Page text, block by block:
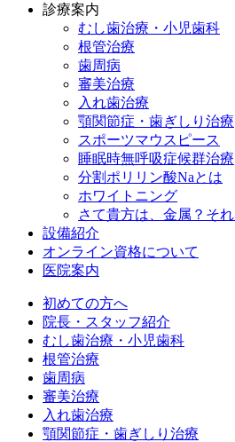
診療案内
むし歯治療・小児歯科
根管治療
歯周病
審美治療
入れ歯治療
顎関節症・歯ぎしり治療
スポーツマウスピース
睡眠時無呼吸症候群治療
分割ポリリン酸Naとは
ホワイトニング
さて貴方は、金属？そ
設備紹介
オンライン資格について
医院案内
初めての方へ
院長・スタッフ紹介
むし歯治療・小児歯科
根管治療
歯周病
審美治療
入れ歯治療
顎関節症・歯ぎしり治療